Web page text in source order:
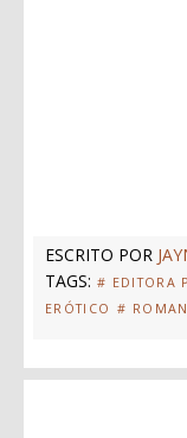
ESCRITO POR
TAGS: # EDITORA
ERÓTICO #